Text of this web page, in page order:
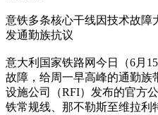
意铁多条核心干线因技术故障
发通勤族抗议
意大利国家铁路网今日（6月
故障，给周一早高峰的通勤族
设施公司（RFI）发布的官方
铁常规线、那不勒斯至维拉利